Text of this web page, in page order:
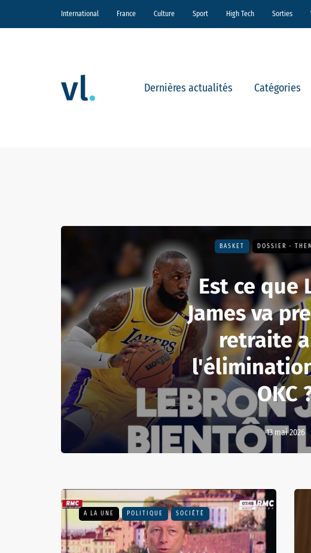
International France Culture Sport High Tech Sorties
Dernières actualités Catégories
BASKET DOSSIER -
Est ce que
James va
retraite
OKC
13 mai 2026
A LA UNE POLITIQUE SOCIÉTÉ